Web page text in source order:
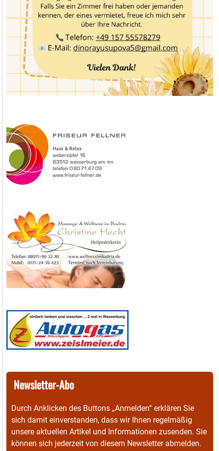
Newsletter-Abo
Durch Anklicken des Buttons „Anmelden“ erklären Sie
sich damit einverstanden, dass wir Ihnen regelmäßig
unsere aktuellen Artikel und Informationen zusenden. Sie
können sich jederzeit von diesem Newsletter abmelden.